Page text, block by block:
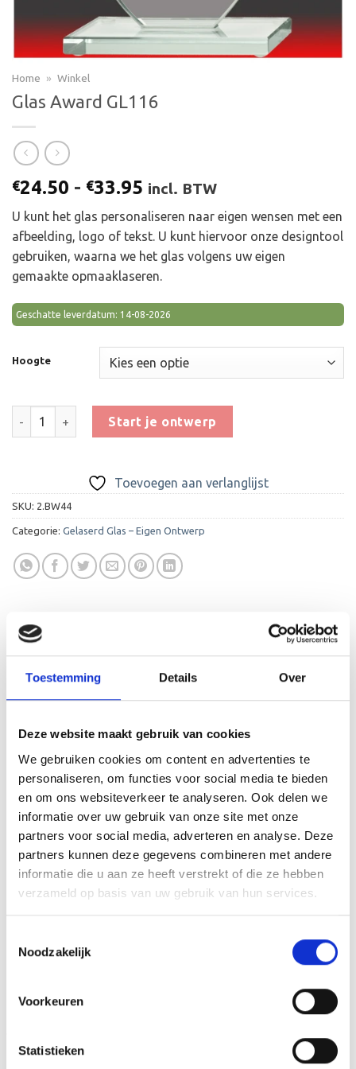
Toestemming Details Over
Deze website maakt gebruik van cookies
We gebruiken cookies om content en advertenties te
personaliseren, om functies voor social media te bieden
en om ons websiteverkeer te analyseren. Ook delen we
informatie over uw gebruik van onze site met onze
partners voor social media, adverteren en analyse. Deze
partners kunnen deze gegevens combineren met andere
informatie die u aan ze heeft verstrekt of die ze hebben
verzameld op basis van uw gebruik van hun services.
Noodzakelijk
Voorkeuren
Statistieken
Home » Winkel
Glas Award GL116
€24.50 - €33.95 Prijsklasse:
€24.50
tot
€33.95
incl. BTW
U kunt het glas personaliseren naar eigen wensen met een
afbeelding, logo of tekst. U kunt hiervoor onze designtool
gebruiken, waarna we het glas volgens uw eigen
gemaakte opmaaklaseren.
Geschatte leverdatum: 14-08-2026
Hoogte
Glas Award GL116 aantal
Start je ontwerp
Toevoegen aan verlanglijst
SKU: 2.BW44
Categorie: Gelaserd Glas – Eigen Ontwerp
U kunt het glas personaliseren naar eigen wensen met een
afbeelding, logo of tekst. U kunt hiervoor onze designtool
gebruiken, waarna we het glas volgens uw eigen
gemaakte opmaaklaseren.
GERELATEERDE PRODUCTEN
Toevoegen
aan
verlanglijst